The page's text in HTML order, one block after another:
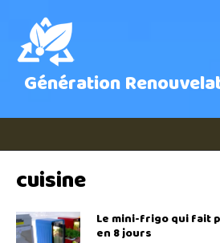
Génération
cuisine
Le mini-frigo qui fait
en 8 jours